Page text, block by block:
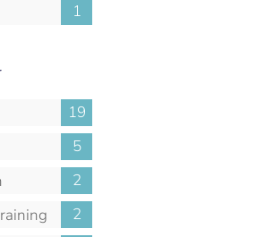
1
19
5
2
2